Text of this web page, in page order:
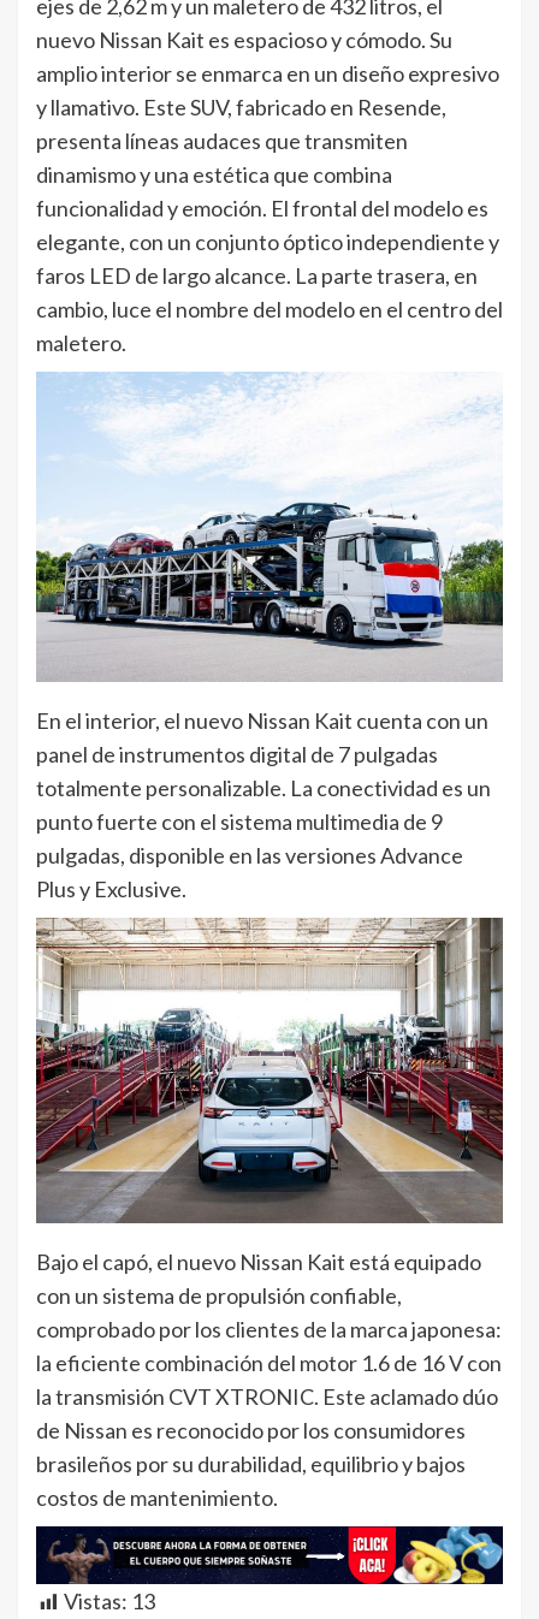
ejes de 2,62 m y un maletero de 432 litros, el
nuevo Nissan Kait es espacioso y cómodo. Su
amplio interior se enmarca en un diseño expresivo
y llamativo. Este SUV, fabricado en Resende,
presenta líneas audaces que transmiten
dinamismo y una estética que combina
funcionalidad y emoción. El frontal del modelo es
elegante, con un conjunto óptico independiente y
faros LED de largo alcance. La parte trasera, en
cambio, luce el nombre del modelo en el centro del
maletero.
En el interior, el nuevo Nissan Kait cuenta con un
panel de instrumentos digital de 7 pulgadas
totalmente personalizable. La conectividad es un
punto fuerte con el sistema multimedia de 9
pulgadas, disponible en las versiones Advance
Plus y Exclusive.
Bajo el capó, el nuevo Nissan Kait está equipado
con un sistema de propulsión confiable,
comprobado por los clientes de la marca japonesa:
la eficiente combinación del motor 1.6 de 16 V con
la transmisión CVT XTRONIC. Este aclamado dúo
de Nissan es reconocido por los consumidores
brasileños por su durabilidad, equilibrio y bajos
costos de mantenimiento.
Vistas: 13